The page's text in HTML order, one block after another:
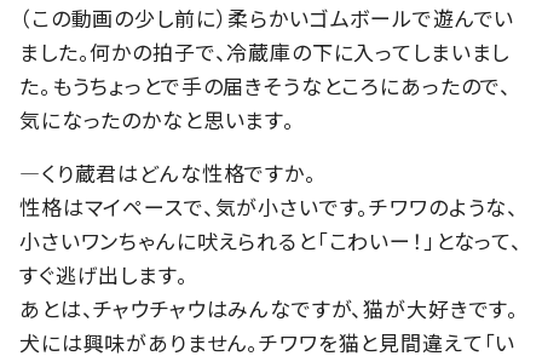
（この動画の少し前に）柔らかいゴムボールで遊んでい
ました。何かの拍子で、冷蔵庫の下に入ってしまいまし
た。もうちょっとで手の届きそうなところにあったので、
気になったのかなと思います。
―くり蔵君はどんな性格ですか。
性格はマイペースで、気が小さいです。チワワのような、
小さいワンちゃんに吠えられると「こわいー！」となって、
すぐ逃げ出します。
あとは、チャウチャウはみんなですが、猫が大好きです。
犬には興味がありません。チワワを猫と見間違えて「い